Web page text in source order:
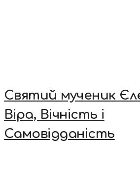
Святий мученик
Віра, Вічність і
Самовідданість